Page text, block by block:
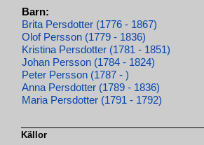
Barn:
Brita Persdotter (1776 - 1867)
Olof Persson (1779 - 1836)
Kristina Persdotter (1781 - 1851)
Johan Persson (1784 - 1824)
Peter Persson (1787 - )
Anna Persdotter (1789 - 1836)
Maria Persdotter (1791 - 1792)
Källor